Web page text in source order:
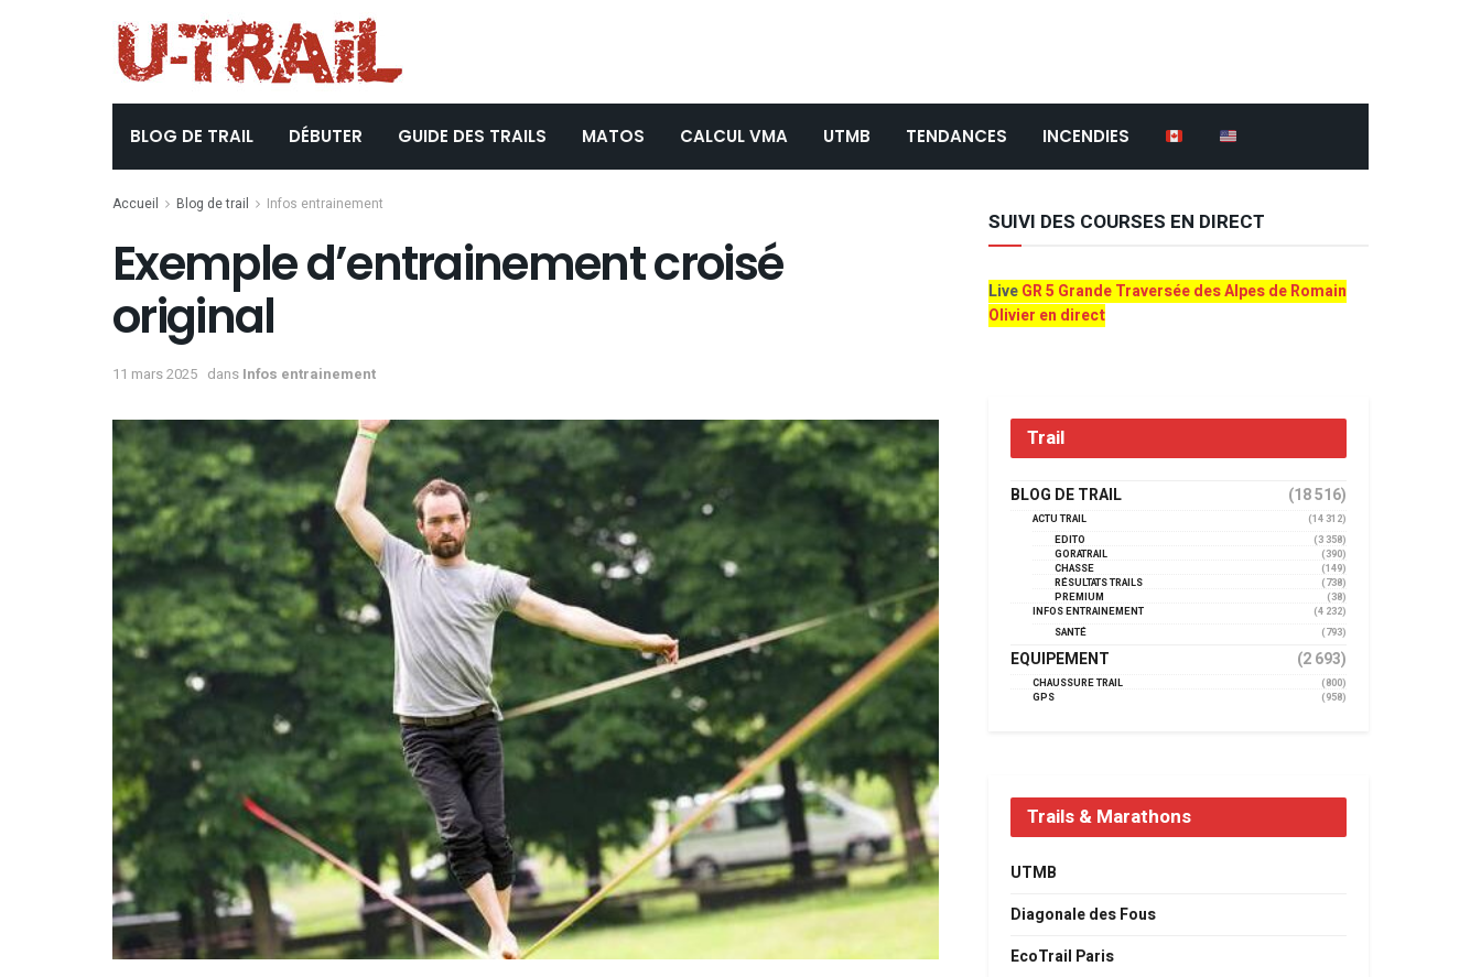
BLOG DE TRAIL DÉBUTER GUIDE DES TRAILS MATOS CALCUL VMA UTMB TENDANCES INCENDIES
Accueil Blog de trail Infos entrainement
Exemple d’entrainement croisé
original
11 mars 2025 dans Infos entrainement
SUIVI DES COURSES EN DIRECT
LiveGR 5 Grande Traversée des Alpes de Romain
Olivier en direct
Trail
BLOG DE TRAIL (18 516)
ACTU TRAIL
(14 312)
EDITO
(3 358)
GORATRAIL
(390)
CHASSE
(149)
RÉSULTATS TRAILS
(738)
PREMIUM
(38)
INFOS ENTRAINEMENT
(4 232)
SANTÉ
(793)
EQUIPEMENT (2 693)
CHAUSSURE TRAIL
(800)
GPS
(958)
Trails & Marathons
UTMB
Diagonale des Fous
EcoTrail Paris